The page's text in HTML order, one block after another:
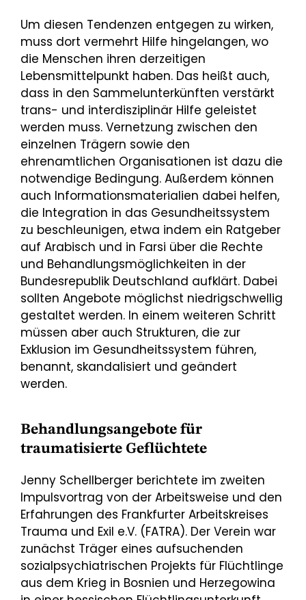
Um diesen Tendenzen entgegen zu wirken,
muss dort vermehrt Hilfe hingelangen, wo
die Menschen ihren derzeitigen
Lebensmittelpunkt haben. Das heißt auch,
dass in den Sammelunterkünften verstärkt
trans- und interdisziplinär Hilfe geleistet
werden muss. Vernetzung zwischen den
einzelnen Trägern sowie den
ehrenamtlichen Organisationen ist dazu die
notwendige Bedingung. Außerdem können
auch Informationsmaterialien dabei helfen,
die Integration in das Gesundheitssystem
zu beschleunigen, etwa indem ein Ratgeber
auf Arabisch und in Farsi über die Rechte
und Behandlungsmöglichkeiten in der
Bundesrepublik Deutschland aufklärt. Dabei
sollten Angebote möglichst niedrigschwellig
gestaltet werden. In einem weiteren Schritt
müssen aber auch Strukturen, die zur
Exklusion im Gesundheitssystem führen,
benannt, skandalisiert und geändert
werden.
Behandlungsangebote für
traumatisierte Geflüchtete
Jenny Schellberger berichtete im zweiten
Impulsvortrag von der Arbeitsweise und den
Erfahrungen des Frankfurter Arbeitskreises
Trauma und Exil e.V. (FATRA). Der Verein war
zunächst Träger eines aufsuchenden
sozialpsychiatrischen Projekts für Flüchtlinge
aus dem Krieg in Bosnien und Herzegowina